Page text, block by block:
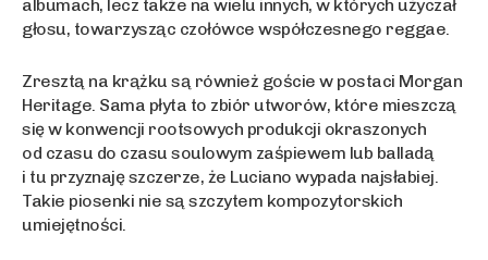
albumach, lecz także na wielu innych, w których użyczał
głosu, towarzysząc czołówce współczesnego reggae.
Zresztą na krążku są również goście w postaci Morgan
Heritage. Sama płyta to zbiór utworów, które mieszczą
się w konwencji rootsowych produkcji okraszonych
od czasu do czasu soulowym zaśpiewem lub balladą
i tu przyznaję szczerze, że Luciano wypada najsłabiej.
Takie piosenki nie są szczytem kompozytorskich
umiejętności.